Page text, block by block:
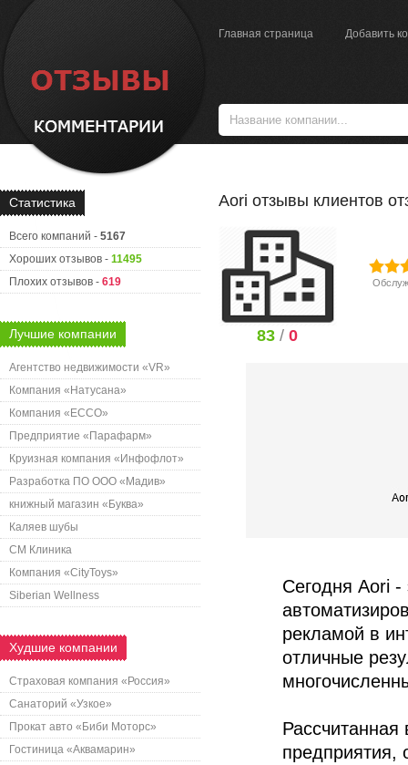
Главная страница Добавить
Статистика
Всего компаний - 5167
Хороших отзывов - 11495
Плохих отзывов - 619
Лучшие компании
Агентство недвижимости «VR»
Компания «Натусана»
Компания «ECCO»
Предприятие «Парафарм»
Круизная компания «Инфофлот»
Разработка ПО ООО «Мадив»
книжный магазин «Буква»
Каляев шубы
СМ Клиника
Компания «CityToys»
Siberian Wellness
Худшие компании
Страховая компания «Россия»
Санаторий «Узкое»
Прокат авто «Биби Моторс»
Гостиница «Аквамарин»
Аori отзывы клиентов
83 /0
Сегодня Aori -
рекламой в
отличные
предприятия,